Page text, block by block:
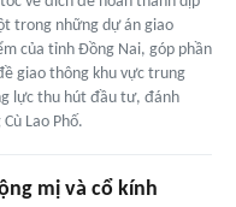
trong những dự án giao
của tỉnh Đồng Nai, góp phần
giao thông khu vực trung
lực thu hút đầu tư, đánh
Lao Phố.
mị và cổ kính